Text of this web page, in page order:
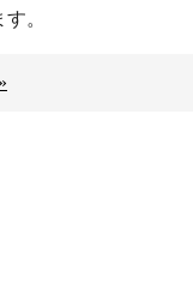
。